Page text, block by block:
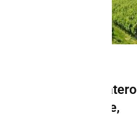
Štajerska, v katero
tudi del Prlekije,